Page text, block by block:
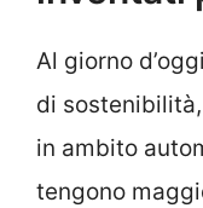
Al giorno
di
in ambito
tengono